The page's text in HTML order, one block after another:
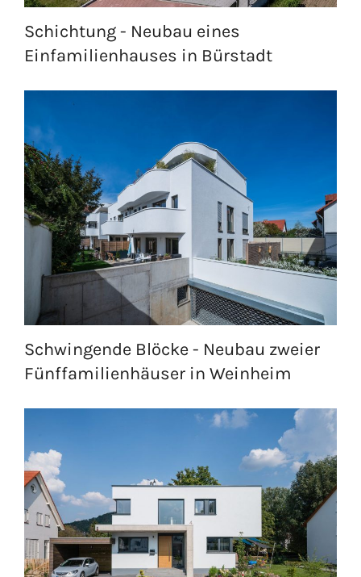
Schichtung - Neubau eines
Einfamilienhauses in Bürstadt
Schwingende Blöcke - Neubau zweier
Fünffamilienhäuser in Weinheim